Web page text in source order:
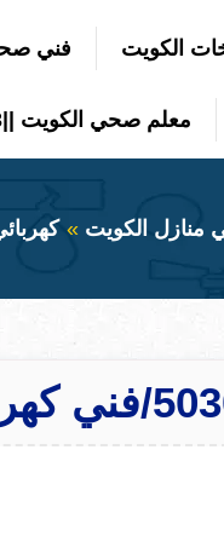
الكويت فني
معلم صحي الكويت ||50300943||أفضل معلم صحي بالكويت
منازل الكويت كهربائي منازل